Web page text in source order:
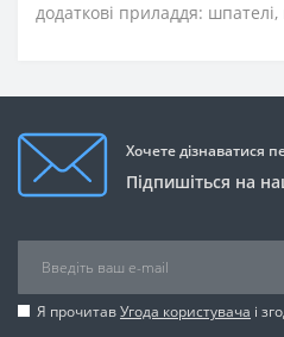
додаткові приладдя:
Хочете дізнаватися
Підпишіться на
Я прочитавУгода користувача і